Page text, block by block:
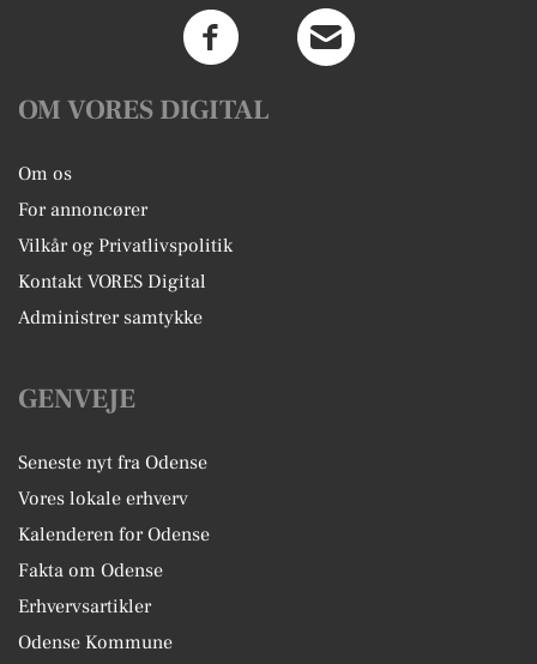
OM VORES DIGITAL
Om os
For annoncører
Vilkår og Privatlivspolitik
Kontakt VORES Digital
Administrer samtykke
GENVEJE
Seneste nyt fra Odense
Vores lokale erhverv
Kalenderen for Odense
Fakta om Odense
Erhvervsartikler
Odense Kommune